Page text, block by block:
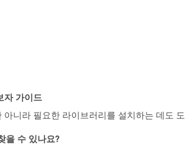
자 가이드
니라 필요한 라이브러리를 설치하는 데도
을 수 있나요?